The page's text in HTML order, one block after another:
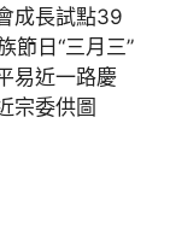
成長試點39
節日“三月三”
易近一路慶
宗委供圖